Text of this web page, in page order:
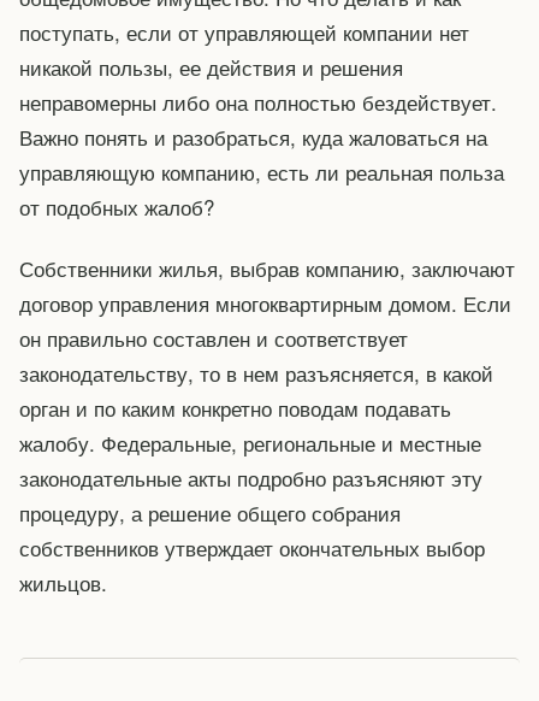
поступать, если от управляющей компании нет
никакой пользы, ее действия и решения
неправомерны либо она полностью бездействует.
Важно понять и разобраться, куда жаловаться на
управляющую компанию, есть ли реальная польза
от подобных жалоб?
Собственники жилья, выбрав компанию, заключают
договор управления многоквартирным домом. Если
он правильно составлен и соответствует
законодательству, то в нем разъясняется, в какой
орган и по каким конкретно поводам подавать
жалобу. Федеральные, региональные и местные
законодательные акты подробно разъясняют эту
процедуру, а решение общего собрания
собственников утверждает окончательных выбор
жильцов.